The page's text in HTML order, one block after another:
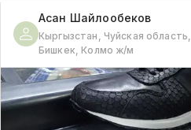
Асан Шайлообеков
Кыргызстан, Чуйская область,
Бишкек, Колмо ж/м